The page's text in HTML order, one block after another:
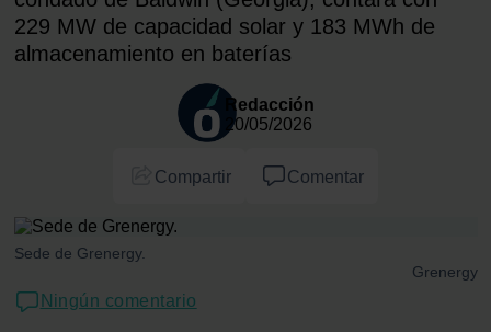
229 MW de capacidad solar y 183 MWh de
almacenamiento en baterías
Redacción
20/05/2026
Compartir Comentar
Sede de Grenergy.
Grenergy
Ningún comentario